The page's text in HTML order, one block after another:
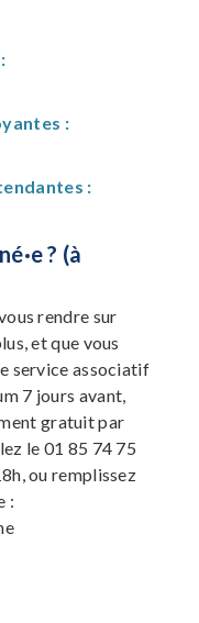
:
:
? (à
rendre sur
et que vous
service associatif
7 jours avant,
gratuit par
le 01 85 74 75
ou remplissez
: